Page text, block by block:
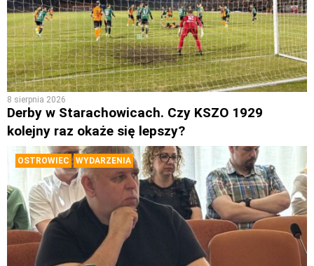
8 sierpnia 2026
Derby w Starachowicach. Czy KSZO 1929
kolejny raz okaże się lepszy?
OSTROWIEC WYDARZENIA